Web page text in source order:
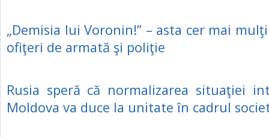
„Demisia lui Voronin!” – asta cer mai
ofiţeri de armată şi poliţie
Rusia speră că normalizarea situaţiei
Moldova va duce la unitate în cadrul